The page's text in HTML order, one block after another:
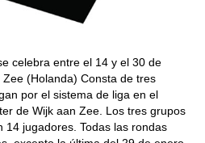
celebra entre el 14 y el 30 de
(Holanda) Consta de tres
por el sistema de liga en el
de Wijk aan Zee . Los tres grupos
14 jugadores. Todas las rondas